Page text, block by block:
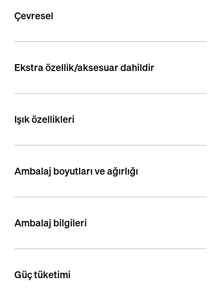
Çevresel
Ekstra özellik/aksesuar dahildir
Işık özellikleri
Ambalaj boyutları ve ağırlığı
Ambalaj bilgileri
Güç tüketimi